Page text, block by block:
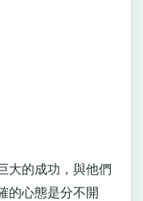
的成功，與他們
的心態是分不開